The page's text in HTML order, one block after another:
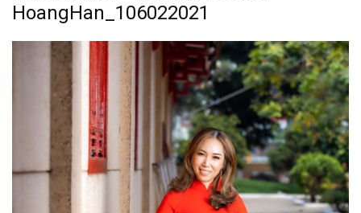
THÀNH
ĐẠT
HoangHan_106022021